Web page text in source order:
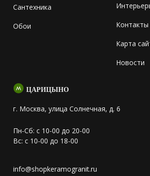
Сантехника
Обои Контакты
Карта
Новости
ЦАРИЦЫНО
г. Москва, улица Солнечная, д. 6
Пн-Сб: с 10-00 до 20-00
Вс: с 10-00 до 18-00
info@shopkeramogranit.ru